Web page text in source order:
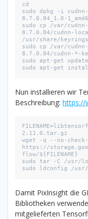
cd
sudo dpkg -i
8.7.0.84_1.0-
sudo cp /var/
8.7.0.84/cudnn-
/usr/share/
sudo cp /var/
8.7.0.84/cudnn-*-
sudo apt-get update
sudo apt-get
Nun installieren wir
Beschreibung: https://
2.11.0.tar.gz
wget -q --no-
https://
flow/${FILENAME}
sudo tar -C /usr/
sudo ldconfig /
Damit PixInsight die
Bibliotheken
mitgelieferten